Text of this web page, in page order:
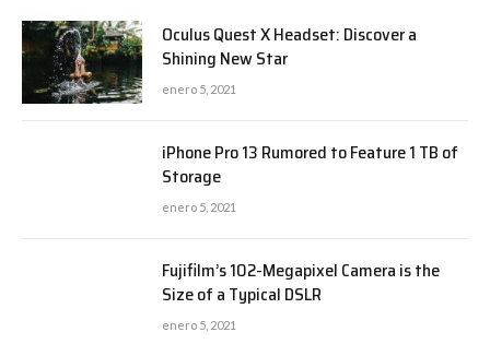
Oculus Quest X Headset: Discover a
Shining New Star
enero 5, 2021
iPhone Pro 13 Rumored to Feature 1 TB of
Storage
enero 5, 2021
Fujifilm’s 102-Megapixel Camera is the
Size of a Typical DSLR
enero 5, 2021